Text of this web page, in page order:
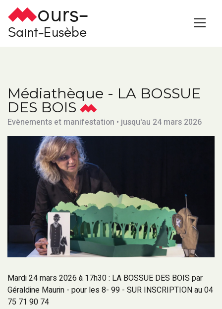
ours-
Saint-Eusèbe
Médiathèque - LA BOSSUE
DES BOIS
Evènements et manifestation • jusqu'au 24 mars 2026
Mardi 24 mars 2026 à 17h30 : LA BOSSUE DES BOIS par
Géraldine Maurin - pour les 8- 99 - SUR INSCRIPTION au 04
75 71 90 74